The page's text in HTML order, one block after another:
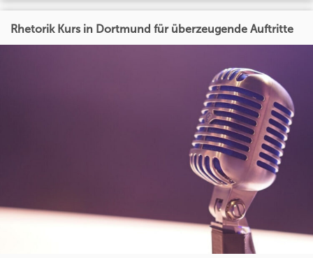
Rhetorik Kurs in Dortmund für überzeugende Auftritte